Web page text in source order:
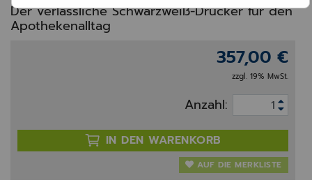
Der verlässliche Schwarzweiß-Drucker für den
Apothekenalltag
357,00 €
zzgl. 19% MwSt.
Anzahl:
IN DEN WARENKORB
AUF DIE MERKLISTE